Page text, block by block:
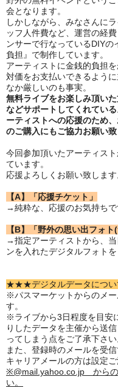
会となります。
しかしながら、みなさんに
ッフ人件費など、運営の経
ンサーで行なっているDIY
負担』で制作しています。
アーティストに金銭的負担
対価をお支払いできるよう
なか厳しいのも事実。
無料ライブをお楽しみ頂い
などサポートしてくれてい
ーティストへの応援のため
のご購入にもご協力お願い致
今回参加頂いたアーティス
ています。
応援よろしくお願い致します
【A】「応援チケット」
→純粋な、応援のお気持ちで
【B】「野外の思い出フォト
→指定アーティストから、
ンを入れたデジタルフォト
★★★デジタルデータにつ
※パスマーケットからのメ
す。
※ライブから3日程度を目安
りしたデータを主催から送
ってしまう点をご了承下さい
また、登録時のメールを受
キャリアメールの方は設定ご
※@mail.yahoo.co.jp からの
い。